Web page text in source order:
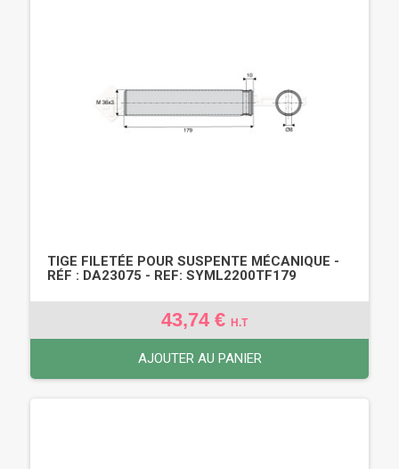
TIGE FILETÉE POUR SUSPENTE MÉCANIQUE -
RÉF : DA23075 - REF: SYML2200TF179
43,74 € H.T
AJOUTER AU PANIER